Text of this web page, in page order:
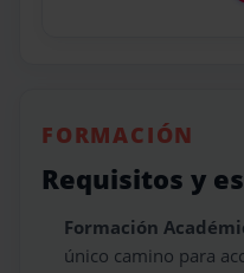
FORMACIÓN
Requisitos y
Formación
único camino para